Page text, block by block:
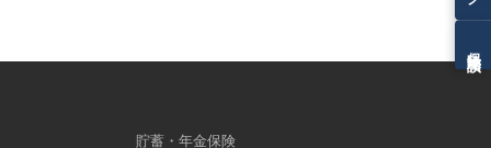
貯蓄・年金保険